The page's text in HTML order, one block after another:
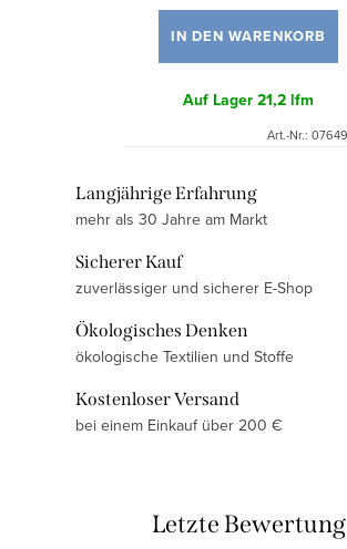
IN DEN WARENKORB
Auf Lager21,2 lfm
Art.-Nr.:
Langjährige Erfahrung
mehr als 30 Jahre am Markt
Sicherer Kauf
zuverlässiger und sicherer E-Shop
Ökologisches Denken
ökologische Textilien und Stoffe
Kostenloser Versand
bei einem Einkauf über 200 €
Letzte Bewertung